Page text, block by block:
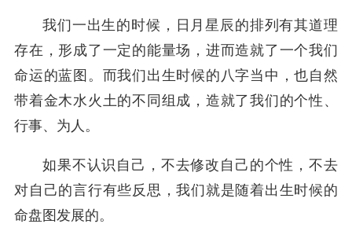
我们一出生的时候，日月星辰的排列有其道理
存在，形成了一定的能量场，进而造就了一个我们
命运的蓝图。而我们出生时候的八字当中，也自然
带着金木水火土的不同组成，造就了我们的个性、
行事、为人。
如果不认识自己，不去修改自己的个性，不去
对自己的言行有些反思，我们就是随着出生时候的
命盘图发展的。